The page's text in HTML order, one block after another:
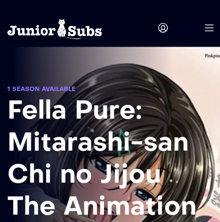
1 SEASON AVAILABLE
Fella Pure:
Mitarashi-san
Chi no Jijou
The Animation